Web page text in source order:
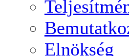
Elnökség